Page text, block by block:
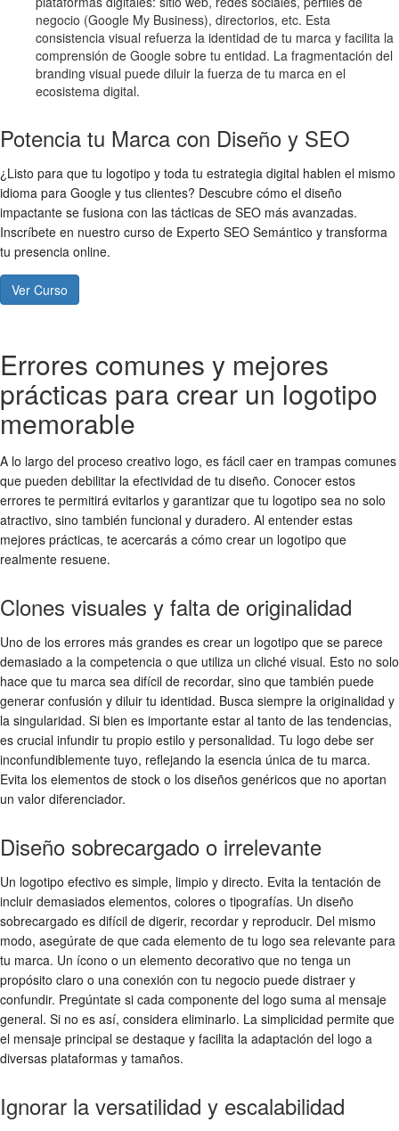
negocio (Google My Business), directorios, etc. Esta
consistencia visual refuerza la identidad de tu marca y facilita la
comprensión de Google sobre tu entidad. La fragmentación del
branding visual puede diluir la fuerza de tu marca en el
ecosistema digital.
Potencia tu Marca con Diseño y SEO
¿Listo para que tu logotipo y toda tu estrategia digital hablen el mismo
idioma para Google y tus clientes? Descubre cómo el diseño
impactante se fusiona con las tácticas de SEO más avanzadas.
Inscríbete en nuestro curso de Experto SEO Semántico y transforma
tu presencia online.
Ver Curso
Errores comunes y mejores
prácticas para crear un logotipo
memorable
A lo largo del proceso creativo logo, es fácil caer en trampas comunes
que pueden debilitar la efectividad de tu diseño. Conocer estos
errores te permitirá evitarlos y garantizar que tu logotipo sea no solo
atractivo, sino también funcional y duradero. Al entender estas
mejores prácticas, te acercarás a cómo crear un logotipo que
realmente resuene.
Clones visuales y falta de originalidad
Uno de los errores más grandes es crear un logotipo que se parece
demasiado a la competencia o que utiliza un cliché visual. Esto no solo
hace que tu marca sea difícil de recordar, sino que también puede
generar confusión y diluir tu identidad. Busca siempre la originalidad y
la singularidad. Si bien es importante estar al tanto de las tendencias,
es crucial infundir tu propio estilo y personalidad. Tu logo debe ser
inconfundiblemente tuyo, reflejando la esencia única de tu marca.
Evita los elementos de stock o los diseños genéricos que no aportan
un valor diferenciador.
Diseño sobrecargado o irrelevante
Un logotipo efectivo es simple, limpio y directo. Evita la tentación de
incluir demasiados elementos, colores o tipografías. Un diseño
sobrecargado es difícil de digerir, recordar y reproducir. Del mismo
modo, asegúrate de que cada elemento de tu logo sea relevante para
tu marca. Un ícono o un elemento decorativo que no tenga un
propósito claro o una conexión con tu negocio puede distraer y
confundir. Pregúntate si cada componente del logo suma al mensaje
general. Si no es así, considera eliminarlo. La simplicidad permite que
el mensaje principal se destaque y facilita la adaptación del logo a
diversas plataformas y tamaños.
Ignorar la versatilidad y escalabilidad